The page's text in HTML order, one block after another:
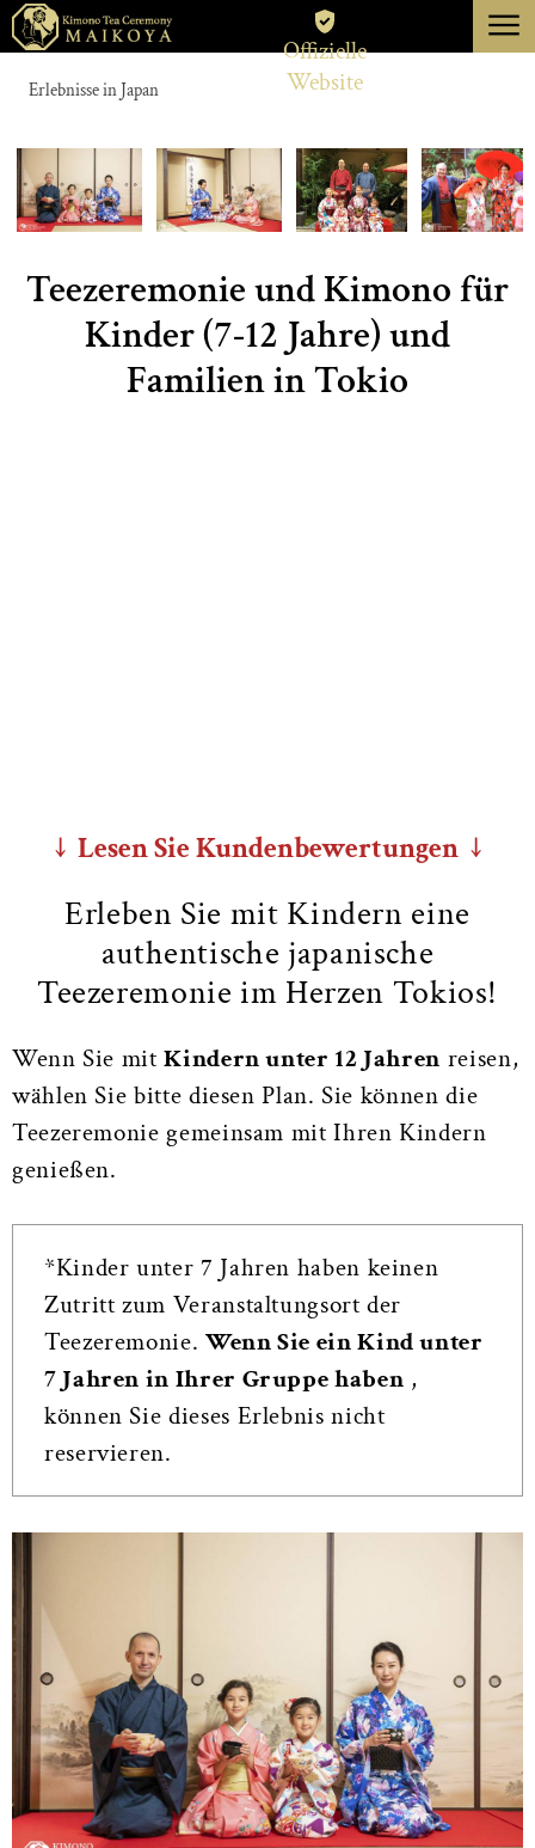
TOKIO
UM
STORNIERUNG
Offizielle
Website
menu
Erlebnisse in Japan
Teezeremonie und Kimono für
Kinder (7-12 Jahre) und
Familien in Tokio
↓ Lesen Sie Kundenbewertungen ↓
Erleben Sie mit Kindern eine
authentische japanische
Teezeremonie im Herzen Tokios!
Wenn Sie mitKindern unter 12 Jahren reisen,
wählen Sie bitte diesen Plan. Sie können die
Teezeremonie gemeinsam mit Ihren Kindern
genießen.
*Kinder unter 7 Jahren haben keinen
Zutritt zum Veranstaltungsort der
Teezeremonie. Wenn Sie ein Kind unter
7 Jahren in Ihrer Gruppe haben ,
können Sie dieses Erlebnis nicht
reservieren.